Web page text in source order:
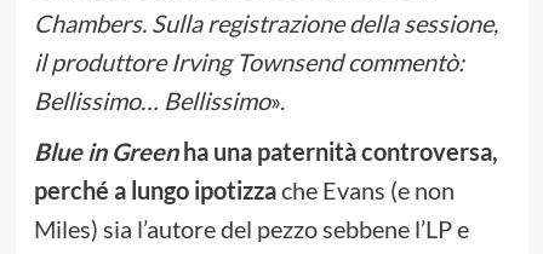
Chambers. Sulla registrazione della sessione,
il produttore Irving Townsend commentò:
Bellissimo… Bellissimo».
Blue in Greenha una paternità controversa,
perché a lungo ipotizzache Evans (e non
Miles) sia l’autore del pezzo sebbene l’LP e